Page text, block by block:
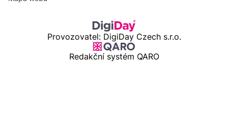
Provozovatel: DigiDay Czech s.r.o.
Redakční systém QARO